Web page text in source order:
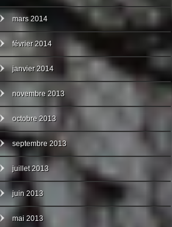
mars 2014
février 2014
janvier 2014
novembre 2013
octobre 2013
septembre 2013
juillet 2013
juin 2013
mai 2013